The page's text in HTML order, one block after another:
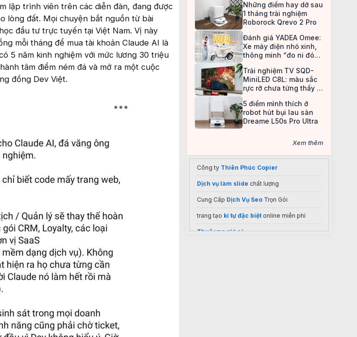
lập trình viên trên các diễn đàn, đang được
lòng đất. Mọi chuyện bắt nguồn từ bài
đầu tư trực tuyến tại Việt Nam. Vị này
mỗi tháng để mua tài khoản Claude AI là
5 năm kinh nghiệm với mức lương 30 triệu
tâm điểm ném đá và mở ra một cuộc
đồng Dev Việt.
Những điểm hay dở sau
1 tháng trải nghiệm
Roborock Qrevo 2 Pro
Đánh giá YADEA Omee:
Xe máy điện nhỏ xinh,
thông minh “đo ni đóng
Trải nghiệm TV SQD-
MiniLED C8L: màu sắc
rực rỡ chưa từng thấy ở
5 điểm mình thích ở
robot hút bụi lau sàn
Dreame L50s Pro Ultra
Xem thêm
Công ty Thiên Phúc Copier
Dịch vụ làm slide chất lượng
Cung Cấp Dịch Vụ Seo Trọn Gói
trang tạo kí tự đặc biệt online miễn phí
Thuê vps giá rẻ